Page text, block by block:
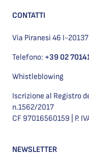
CONTATTI
Via Piranesi 46 I-
Telefono: +39 02
Whistleblowing
Iscrizione al Registro
n.1562/2017
CF 97016560159 | P.
NEWSLETTER